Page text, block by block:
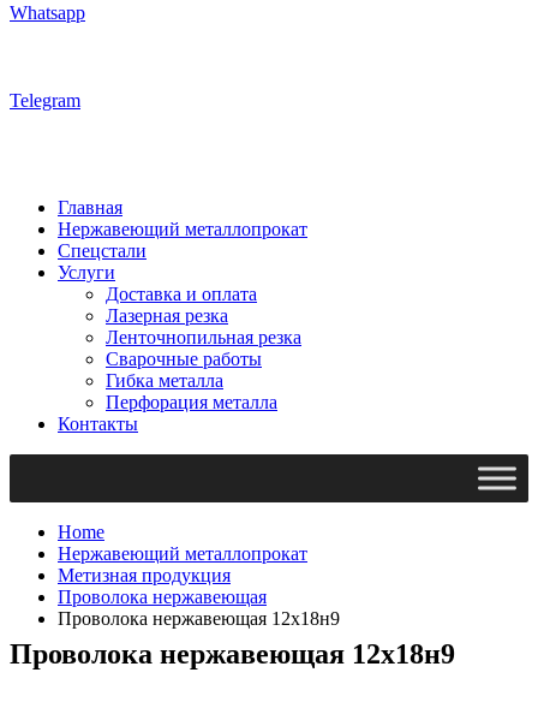
Whatsapp
Telegram
Главная
Нержавеющий металлопрокат
Спецстали
Услуги
Доставка и оплата
Лазерная резка
Ленточнопильная резка
Сварочные работы
Гибка металла
Перфорация металла
Контакты
Home
Нержавеющий металлопрокат
Метизная продукция
Проволока нержавеющая
Проволока нержавеющая 12х18н9
Проволока нержавеющая 12х18н9